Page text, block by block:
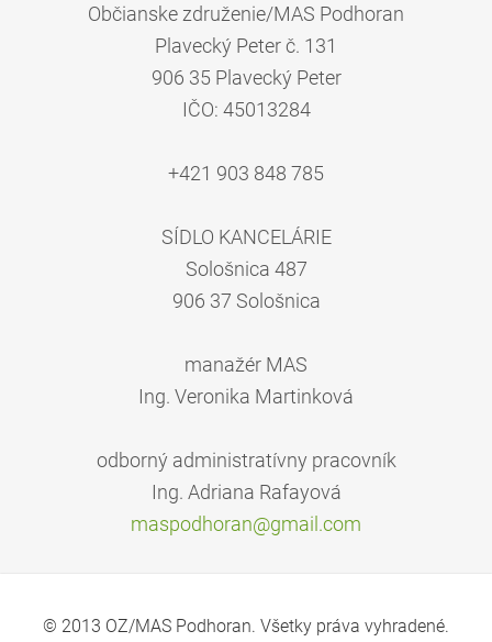
Občianske združenie/MAS Podhoran
Plavecký Peter č. 131
906 35 Plavecký Peter
IČO: 45013284
+421 903 848 785
SÍDLO KANCELÁRIE
Sološnica 487
906 37 Sološnica
manažér MAS
Ing. Veronika Martinková
odborný administratívny pracovník
Ing. Adriana Rafayová
maspodhoran@gmai l.com
© 2013 OZ/MAS Podhoran. Všetky práva vyhradené.